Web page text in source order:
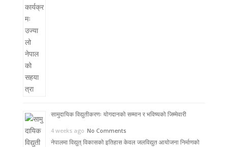
सामुदायिक विद्युतीकरणः योगदानको सम्मान र भविष्यको जिम्मेवारी
4 weeks ago No Comments
नेपालमा विद्युत् विकासको इतिहास केवल जलविद्युत आयोजना निर्माणको